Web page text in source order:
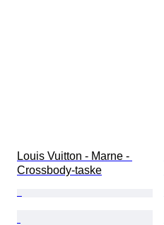
Louis Vuitton - Marne -
Crossbody-taske